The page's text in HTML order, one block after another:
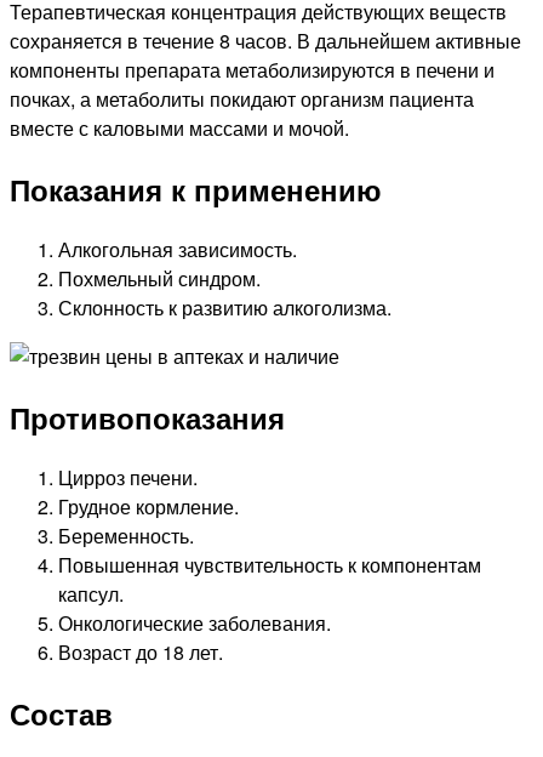
Терапевтическая концентрация действующих веществ
сохраняется в течение 8 часов. В дальнейшем активные
компоненты препарата метаболизируются в печени и
почках, а метаболиты покидают организм пациента
вместе с каловыми массами и мочой.
Показания к применению
Алкогольная зависимость.
Похмельный синдром.
Склонность к развитию алкоголизма.
Противопоказания
Цирроз печени.
Грудное кормление.
Беременность.
Повышенная чувствительность к компонентам
капсул.
Онкологические заболевания.
Возраст до 18 лет.
Состав